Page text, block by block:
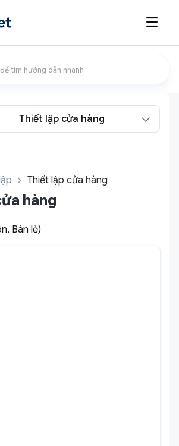

Thiết lập cửa hàng
Thiết lập cửa hàng
hàng
Bán lẻ)